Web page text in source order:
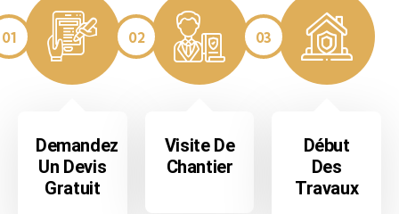
01
Demandez
Un Devis
Gratuit
02
Visite De
Chantier
03
Début
Des
Travaux